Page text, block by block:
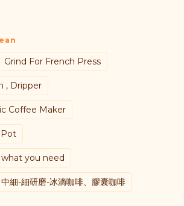
Grind For French Press
, Dripper
Coffee Maker
Pot
you need
中細-細研磨-冰滴咖啡、膠囊咖啡